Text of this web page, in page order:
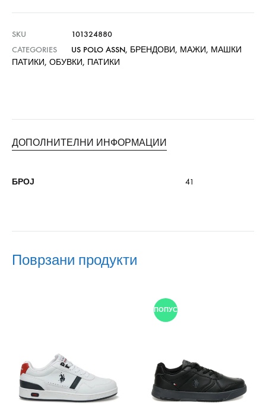
SKU
101324880
CATEGORIES
US POLO ASSN, БРЕНДОВИ, МАЖИ, МАШКИ
ПАТИКИ, ОБУВКИ, ПАТИКИ
ДОПОЛНИТЕЛНИ ИНФОРМАЦИИ
БРОЈ 41
Поврзани продукти
ПОПУСТ